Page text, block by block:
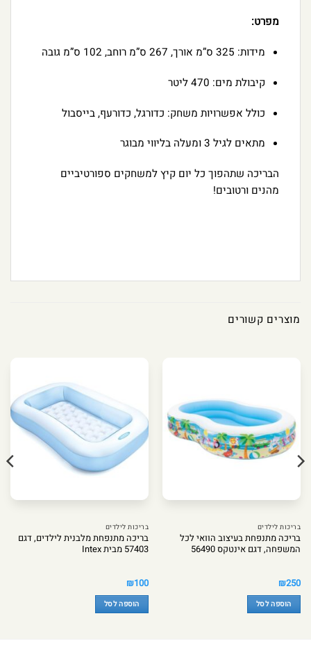
מפרט:
מידות: 325 ס”מ אורך, 267 ס”מ רוחב, 102 ס”מ גובה
קיבולת מים: 470 ליטר
כולל אפשרויות משחק: כדורגל, כדורעף, בייסבול
מתאים לגיל 3 ומעלה בליווי מבוגר
הבריכה שתהפוך כל יום קיץ למשחקים ספורטיביים
מהנים ורטובים!
מוצרים קשורים
בריכות לילדים
בריכה מתנפחת בעיצוב הוואי לכל
המשפחה, דגם אינטקס 56490
₪250
הוספה לסל
בריכות לילדים
בריכה מתנפחת מלבנית לילדים, דגם
57403 מבית Intex
₪100
הוספה לסל